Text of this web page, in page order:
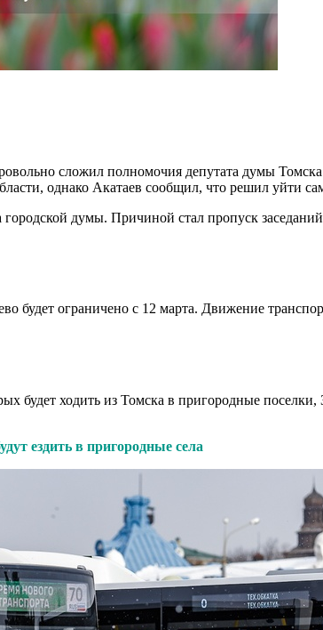
сложил полномочия депутата думы
однако Акатаев сообщил, что решил уйти
думы. Причиной стал пропуск
будет ограничено с 12 марта. Движение
будет ходить из Томска в пригородные
ездить в пригородные села